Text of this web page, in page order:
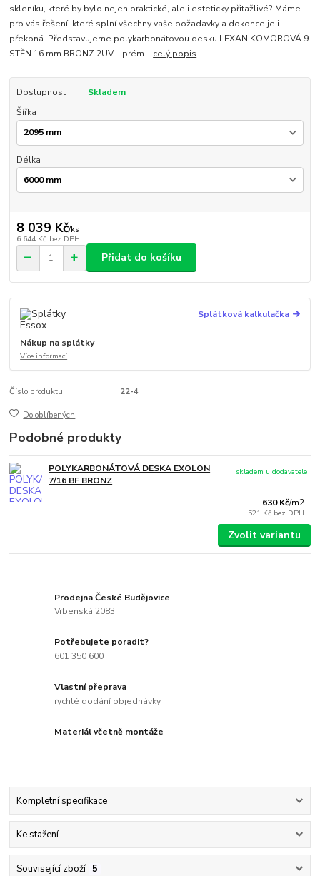
skleníku, které by bylo nejen praktické, ale i esteticky přitažlivé? Máme
pro vás řešení, které splní všechny vaše požadavky a dokonce je i
překoná. Představujeme polykarbonátovou desku LEXAN KOMOROVÁ 9
STĚN 16 mm BRONZ 2UV – prém... celý popis
Dostupnost
Skladem
Šířka
Délka
8 039 Kč/ks
6 644 Kč bez DPH
Přidat do košíku
Splátková kalkulačka
Nákup na splátky
Více informací
Číslo produktu: 22-4
Do oblíbených
Podobné produkty
POLYKARBONÁTOVÁ DESKA EXOLON
7/16 BF BRONZ
630 Kč/m2
521 Kč bez DPH
skladem u dodavatele
Zvolit variantu
Prodejna České Budějovice
Vrbenská 2083
Potřebujete poradit?
601 350 600
Vlastní přeprava
rychlé dodání objednávky
Materiál včetně montáže
Kompletní specifikace
Ke stažení
Související zboží 5